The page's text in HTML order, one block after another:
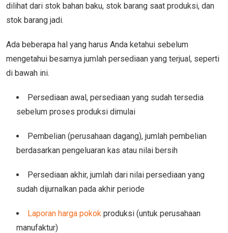
dilihat dari stok bahan baku, stok barang saat produksi, dan
stok barang jadi.
Ada beberapa hal yang harus Anda ketahui sebelum
mengetahui besarnya jumlah persediaan yang terjual, seperti
di bawah ini.
Persediaan awal, persediaan yang sudah tersedia
sebelum proses produksi dimulai
Pembelian (perusahaan dagang), jumlah pembelian
berdasarkan pengeluaran kas atau nilai bersih
Persediaan akhir, jumlah dari nilai persediaan yang
sudah dijurnalkan pada akhir periode
Laporan harga pokok produksi (untuk perusahaan
manufaktur)